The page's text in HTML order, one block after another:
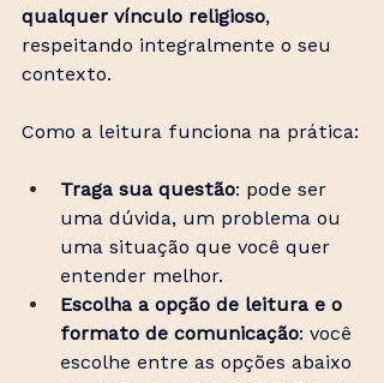
qualquer vínculo religioso,
respeitando integralmente o seu
contexto.
Como a leitura funciona na prática:
Traga sua questão: pode ser
uma dúvida, um problema ou
uma situação que você quer
entender melhor.
Escolha a opção de leitura e o
formato de comunicação: você
escolhe entre as opções abaixo